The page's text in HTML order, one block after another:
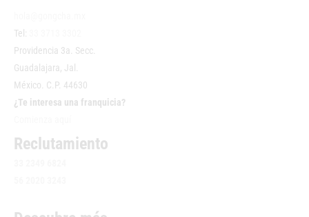
Tel:
Providencia 3a. Secc.
Guadalajara, Jal.
México. C.P. 44630
¿Te interesa una franquicia?
Reclutamiento